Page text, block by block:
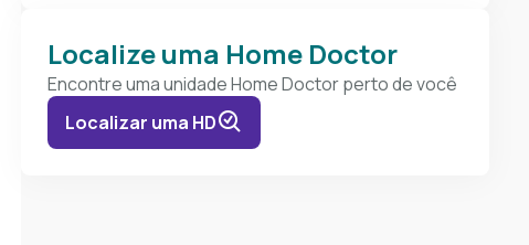
Localize uma Home Doctor
Encontre uma unidade Home Doctor perto de você
Localizar uma HD